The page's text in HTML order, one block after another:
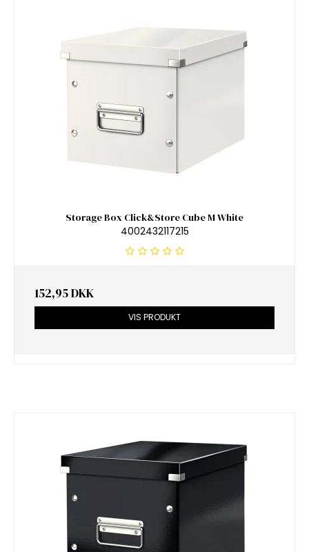
Storage Box Click&Store Cube M White
4002432117215
152,95 DKK
VIS PRODUKT